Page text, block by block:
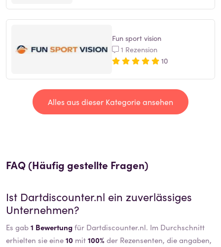
Fun sport vision
1 Rezension
10
Alles aus dieser Kategorie ansehen
FAQ (Häufig gestellte Fragen)
Ist Dartdiscounter.nl ein zuverlässiges
Unternehmen?
Es gab1 Bewertungfür Dartdiscounter.nl. Im Durchschnitt
erhielten sie eine10 mit100% der Rezensenten, die angaben,